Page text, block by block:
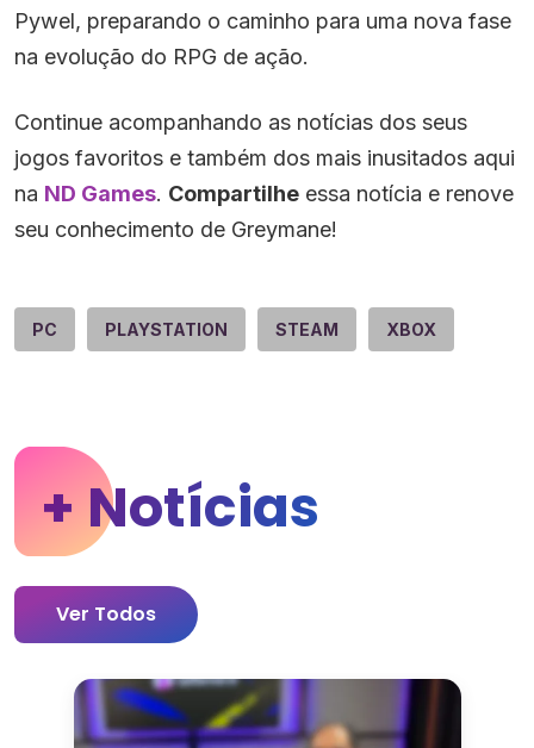
Pywel, preparando o caminho para uma nova fase
na evolução do RPG de ação.
Continue acompanhando as notícias dos seus
jogos favoritos e também dos mais inusitados aqui
na ND Games. Compartilhe essa notícia e renove
seu conhecimento de Greymane!
PC PLAYSTATION STEAM XBOX
+ Notícias
Ver Todos